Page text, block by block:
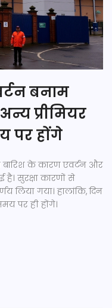
बनाम
प्रीमियर
पर होंगे
के कारण एवर्टन और
है। सुरक्षा कारणों से
लिया गया। हालांकि, दिन
पर ही होंगे।